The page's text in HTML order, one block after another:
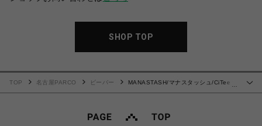
SHOP TOP
…
TOP 名古屋PARCO ビーバー
MANASTASH/マナスタッシュ/CiTee